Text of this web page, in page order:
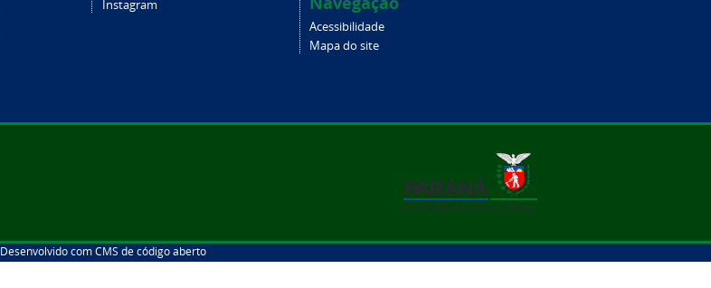
Instagram
Acessibilidade
Mapa do site
Desenvolvido com CMS de código aberto